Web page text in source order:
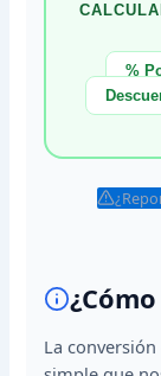
%
La